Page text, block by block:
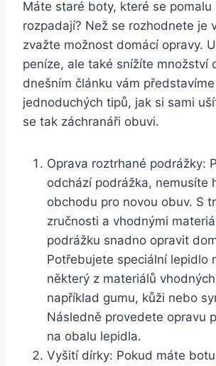
Máte staré boty, které se pomalu
rozpadají? Než se rozhodnete je
zvažte⁤ možnost⁢ domácí opravy.
peníze, ale‌ také ‍snížíte množství
dnešním článku vám
jednoduchých tipů, jak si ‍sami
se ‌tak záchranáři obuvi.
Oprava​ roztrhané podrážky:
odchází ​podrážka, nemusíte
obchodu pro novou obuv. S
zručnosti a vhodnými
podrážku snadno opravit
⁣Potřebujete⁤ speciální lepidlo
některý z materiálů
⁢například gumu, kůži nebo
Následně provedete opravu
na obalu lepidla.
Vyšití ‍dírky: ‌Pokud máte